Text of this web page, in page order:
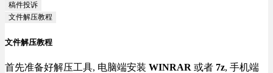
稿件投诉
文件解压教程
文件解压教程
首先准备好解压工具, 电脑端安装 WINRAR 或者 7z, 手机端